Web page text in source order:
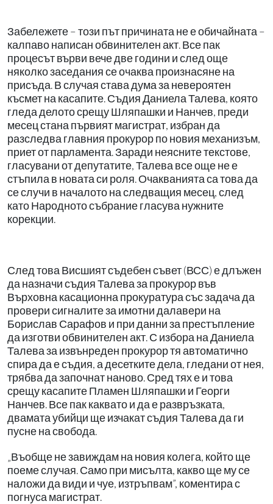
Забележете – този път причината не е обичайната –
калпаво написан обвинителен акт. Все пак
процесът върви вече две години и след още
няколко заседания се очаква произнасяне на
присъда. В случая става дума за невероятен
късмет на касапите. Съдия Даниела Талева, която
гледа делото срещу Шляпашки и Нанчев, преди
месец стана първият магистрат, избран да
разследва главния прокурор по новия механизъм,
приет от парламента. Заради неясните текстове,
гласувани от депутатите, Талева все още не е
стъпила в новата си роля. Очакванията са това да
се случи в началото на следващия месец, след
като Народното събрание гласува нужните
корекции.
След това Висшият съдебен съвет (ВСС) е длъжен
да назначи съдия Талева за прокурор във
Върховна касационна прокуратура със задача да
провери сигналите за имотни далавери на
Борислав Сарафов и при данни за престъпление
да изготви обвинителен акт. С избора на Даниела
Талева за извънреден прокурор тя автоматично
спира да е съдия, а десетките дела, гледани от нея,
трябва да започнат наново. Сред тях е и това
срещу касапите Пламен Шляпашки и Георги
Нанчев. Все пак каквато и да е развръзката,
двамата убийци ще изчакат съдия Талева да ги
пусне на свобода.
„Въобще не завиждам на новия колега, който ще
поеме случая. Само при мисълта, какво ще му се
наложи да види и чуе, изтръпвам”, коментира с
погнуса магистрат.